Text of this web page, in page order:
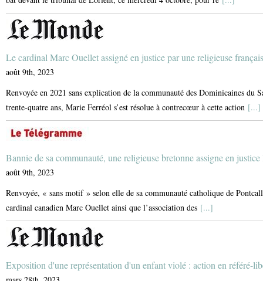
Le cardinal Marc Ouellet assigné en justice par une religieuse
août 9th, 2023
Renvoyée en 2021 sans explication de la communauté des Dominicaines
trente-quatre ans, Marie Ferréol s’est résolue à contrecœur à cette action [...]
Bannie de sa communauté, une religieuse bretonne assigne en
août 9th, 2023
Renvoyée, « sans motif » selon elle de sa communauté catholique de
cardinal canadien Marc Ouellet ainsi que l’association des [...]
Exposition d'une représentation d'un enfant violé : action en référé-